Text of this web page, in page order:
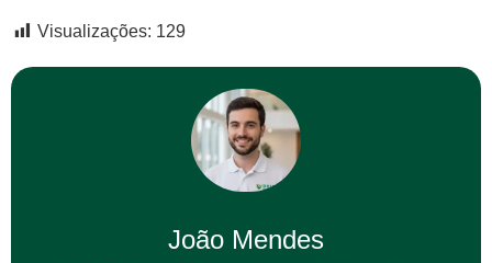
Visualizações: 129
João Mendes